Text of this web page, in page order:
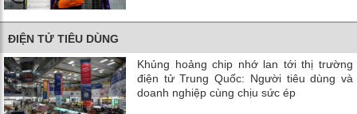
ĐIỆN TỬ TIÊU DÙNG
Khủng hoảng chip nhớ lan tới thị trường
điện tử Trung Quốc: Người tiêu dùng và
doanh nghiệp cùng chịu sức ép